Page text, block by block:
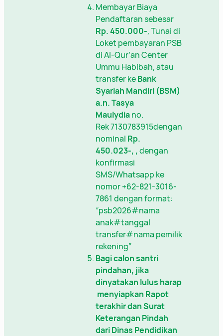
Membayar Biaya
Pendaftaran sebesar
Rp. 450.000-, Tunai di
Loket pembayaran PSB
di Al-Qur’an Center
Ummu Habibah, atau
transfer keBank
Syariah Mandiri (BSM)
a.n.Tasya
Maulydiano.
Rek 7130783915dengan
nominal Rp.
450.023-, ,dengan
konfirmasi
SMS/Whatsapp ke
nomor +62-821-3016-
7861 dengan format:
“psb2026#nama
anak#tanggal
transfer#nama pemilik
rekening”
Bagi calon santri
pindahan, jika
dinyatakan lulus harap
menyiapkan Rapot
terakhir dan Surat
Keterangan Pindah
dari Dinas Pendidikan